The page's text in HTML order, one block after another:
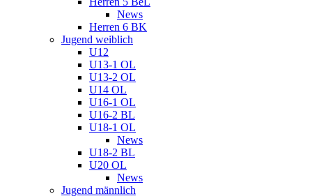
News
Herren 6 BK
Jugend weiblich
U12
U13-1 OL
U13-2 OL
U14 OL
U16-1 OL
U16-2 BL
U18-1 OL
News
U18-2 BL
U20 OL
News
Jugend männlich